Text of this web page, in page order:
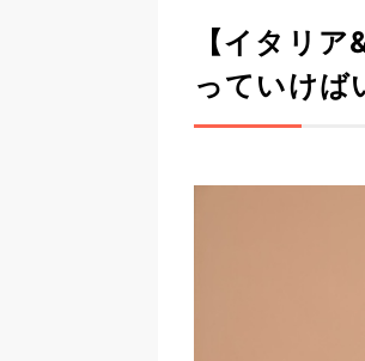
【イタリ
っていけば